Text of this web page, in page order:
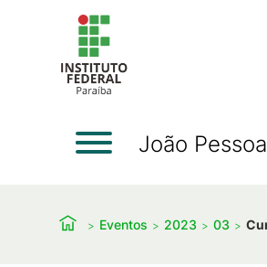
João Pessoa
Eventos 2023 03